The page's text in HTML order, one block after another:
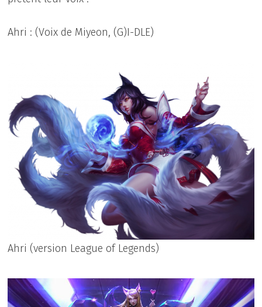
Ahri : (Voix de Miyeon, (G)I-DLE)
Ahri (version League of Legends)